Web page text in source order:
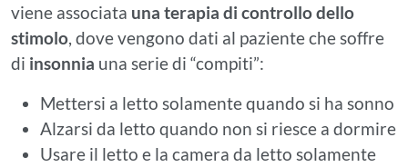
viene associata una terapia di controllo dello
stimolo, dove vengono dati al paziente che soffre
di insonnia una serie di “compiti”:
Mettersi a letto solamente quando si ha sonno
Alzarsi da letto quando non si riesce a dormire
Usare il letto e la camera da letto solamente